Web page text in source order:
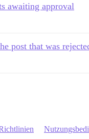
awaiting approval
post that was